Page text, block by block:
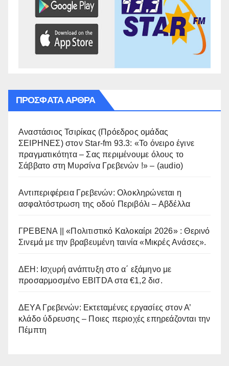
ΠΡΌΣΦΑΤΑ ΆΡΘΡΑ
Αναστάσιος Τσιρίκας (Πρόεδρος ομάδας
ΣΕΙΡΗΝΕΣ) στον Star-fm 93.3: «Το όνειρο έγινε
πραγματικότητα – Σας περιμένουμε όλους το
Σάββατο στη Μυρσίνα Γρεβενών !» – (audio)
Αντιπεριφέρεια Γρεβενών: Ολοκληρώνεται η
ασφαλτόστρωση της οδού Περιβόλι – Αβδέλλα
ΓΡΕΒΕΝΑ || «Πολιτιστικό Καλοκαίρι 2026» : Θερινό
Σινεμά με την βραβευμένη ταινία «Μικρές Ανάσες».
ΔΕΗ: Ισχυρή ανάπτυξη στο α΄ εξάμηνο με
προσαρμοσμένο EBITDA στα €1,2 δισ.
ΔΕΥΑ Γρεβενών: Εκτεταμένες εργασίες στον Α’
κλάδο ύδρευσης – Ποιες περιοχές επηρεάζονται την
Πέμπτη